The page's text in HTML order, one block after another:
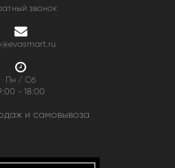
звонок
Пн / Сб
- 18:00
и самовывоза